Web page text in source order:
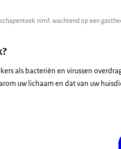
nimf, wachtend op een
als bacteriën en virussen
uw lichaam en dat van uw